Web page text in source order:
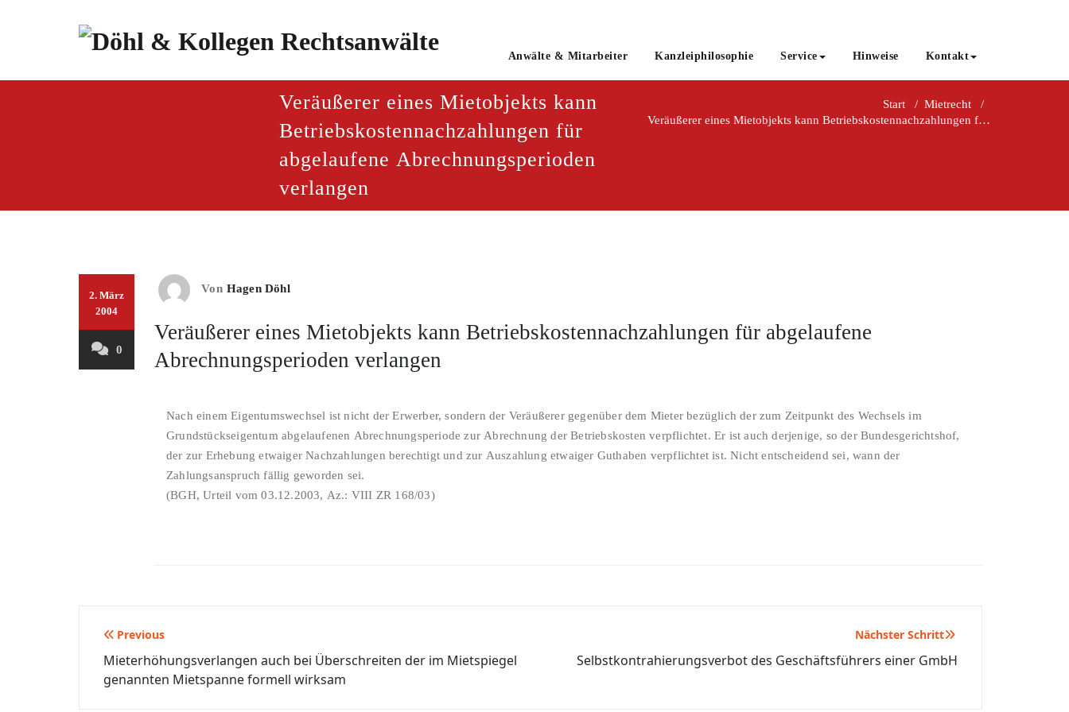
paragraf.info Anwälte & Mitarbeiter Kanzleiphilosophie Service Hinweise Kontakt
Veräußerer eines Mietobjekts kann
Betriebskostennachzahlungen für
abgelaufene Abrechnungsperioden
verlangen
Start / Mietrecht /
Veräußerer eines Mietobjekts kann Betriebskostennachzahlungen für abgelaufene
2. März
2004
0
Von Hagen Döhl
Veräußerer eines Mietobjekts kann Betriebskostennachzahlungen für abgelaufene
Abrechnungsperioden verlangen
Nach einem Eigentumswechsel ist nicht der Erwerber, sondern der Veräußerer gegenüber dem Mieter bezüglich der zum Zeitpunkt des Wechsels im
Grundstückseigentum abgelaufenen Abrechnungsperiode zur Abrechnung der Betriebskosten verpflichtet. Er ist auch derjenige, so der Bundesgerichtshof,
der zur Erhebung etwaiger Nachzahlungen berechtigt und zur Auszahlung etwaiger Guthaben verpflichtet ist. Nicht entscheidend sei, wann der
Zahlungsanspruch fällig geworden sei.
(BGH, Urteil vom 03.12.2003, Az.: VIII ZR 168/03)
Beitragsnavigation
Previous
Mieterhöhungsverlangen auch bei Überschreiten der im Mietspiegel
genannten Mietspanne formell wirksam
Nächster Schritt
Selbstkontrahierungsverbot des Geschäftsführers einer GmbH